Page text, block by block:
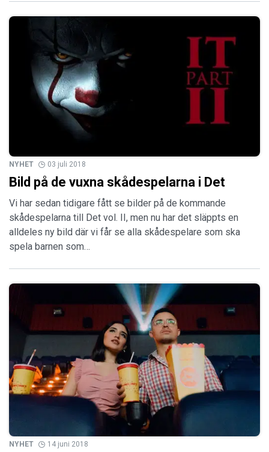
NYHET 03 juli 2018
Bild på de vuxna skådespelarna i Det
Vi har sedan tidigare fått se bilder på de kommande
skådespelarna till Det vol. II, men nu har det släppts en
alldeles ny bild där vi får se alla skådespelare som ska
spela barnen som…
NYHET 14 juni 2018